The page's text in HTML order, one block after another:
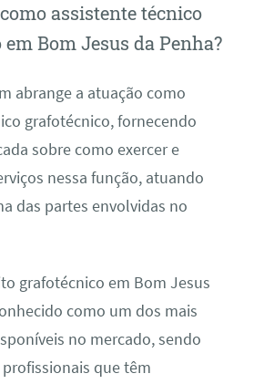
assistente técnico
Bom Jesus da Penha?
abrange a atuação como
grafotécnico, fornecendo
sobre como exercer e
nessa função, atuando
das partes envolvidas no
grafotécnico em Bom Jesus
como um dos mais
no mercado, sendo
que têm